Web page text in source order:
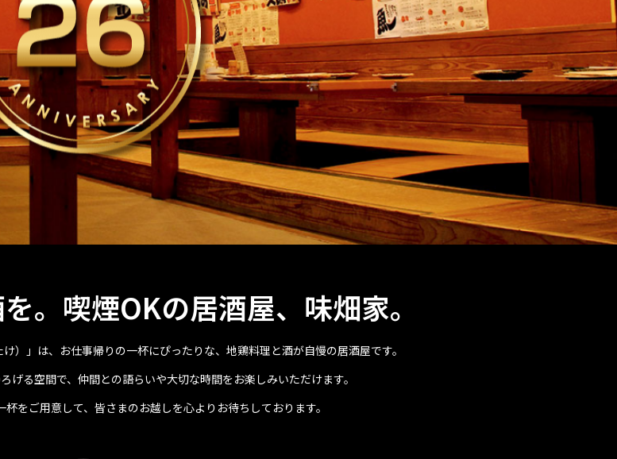
。喫煙OKの居酒屋、味畑家。
）」は、お仕事帰りの一杯にぴったりな、地鶏料理と酒が自慢の居酒屋です。
げる空間で、仲間との語らいや大切な時間をお楽しみいただけます。
をご用意して、皆さまのお越しを心よりお待ちしております。